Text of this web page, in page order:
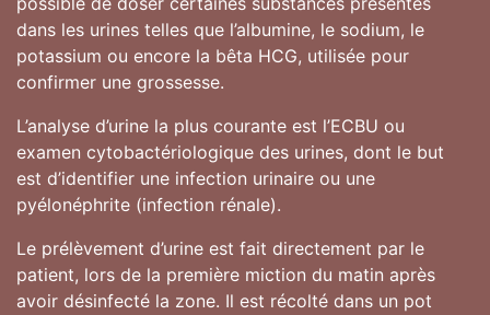
dans les urines telles que l’albumine, le sodium, le
potassium ou encore la bêta HCG, utilisée pour
confirmer une grossesse.
L’analyse d’urine la plus courante est l’ECBU ou
examen cytobactériologique des urines, dont le but
est d’identifier une infection urinaire ou une
pyélonéphrite (infection rénale).
Le prélèvement d’urine est fait directement par le
patient, lors de la première miction du matin après
avoir désinfecté la zone. Il est récolté dans un pot